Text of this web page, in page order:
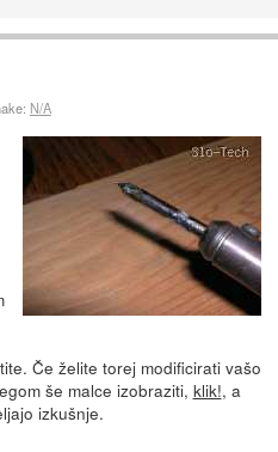
N/A
Če želite torej modificirati vašo
še malce izobraziti, klik!, a
izkušnje.